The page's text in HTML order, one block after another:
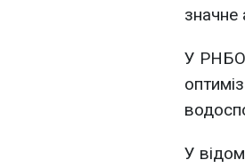
значне
У РНБО
У